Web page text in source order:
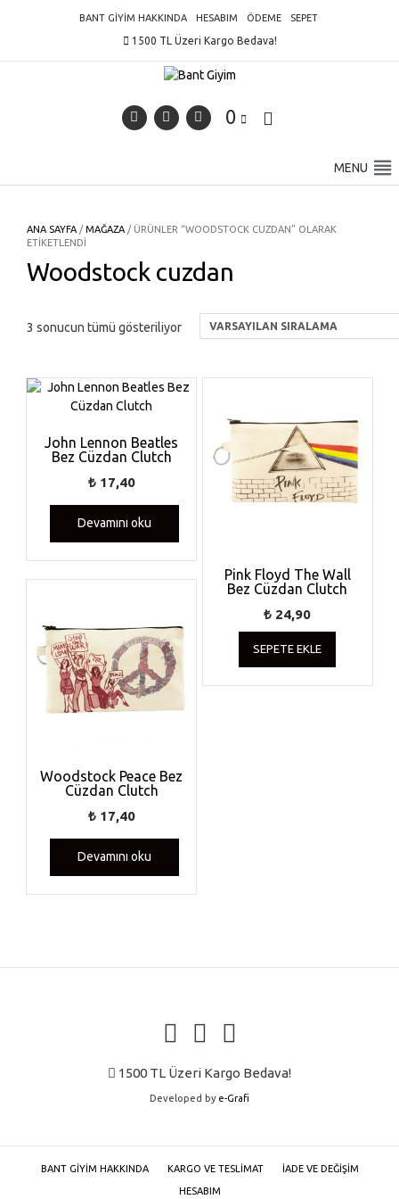
BANT GIYIM HAKKINDA HESABIM ÖDEME SEPET
1500 TL Üzeri Kargo Bedava!
0
MENU
ANA SAYFA /MAĞAZA / ÜRÜNLER “WOODSTOCK CUZDAN” OLARAK
ETIKETLENDI
Woodstock cuzdan
3 sonucun tümü gösteriliyor
John Lennon Beatles
Bez Cüzdan Clutch
₺17,40
Devamını oku
Pink Floyd The Wall
Bez Cüzdan Clutch
₺ 24,90
SEPETE EKLE
Woodstock Peace Bez
Cüzdan Clutch
₺17,40
Devamını oku
1500 TL Üzeri Kargo Bedava!
Developed by e-Grafi
BANT GIYIM HAKKINDA KARGO VE TESLIMAT İADE VE DEĞIŞIM
HESABIM